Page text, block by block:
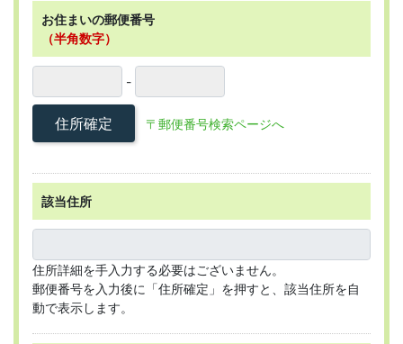
お住まいの郵便番号
（半角数字）
-
住所確定 〒郵便番号検索ページへ
該当住所
住所詳細を手入力する必要はございません。
郵便番号を入力後に「住所確定」を押すと、該当住所を自
動で表示します。